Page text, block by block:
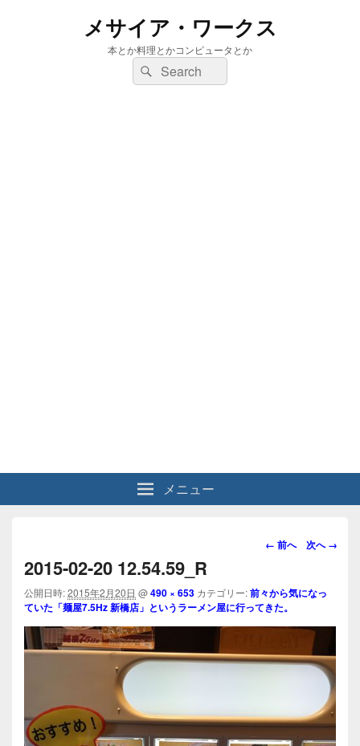
メサイア・ワークス
本とか料理とかコンピュータとか
検
索:
検
索
メニュー
画
ビ
ゲ
ー
ョ
← 前へ 次へ →
2015-02-20 12.54.59_R
公開日時:2015年2月20日 @490 × 653 カテゴリー:前々から気になっ
ていた「麺屋7.5Hz 新橋店」というラーメン屋に行ってきた。